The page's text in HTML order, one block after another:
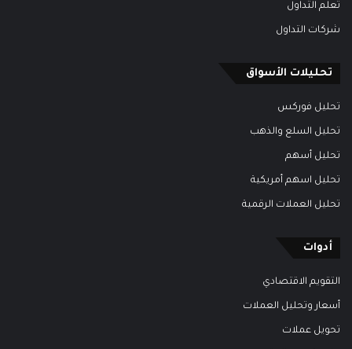
تعلم التداول
شركات التداول
تحليلات الأسواق
تحليل فوركس
تحليل السلع والذهب
تحليل أسهم
تحليل اسهم أمريكية
تحليل العملات الرقمية
أدوات
التقويم الاقتصادي
أسعار وتحليل العملات
تحويل عملات